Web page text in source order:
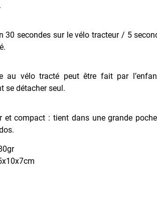
30 secondes sur le vélo tracteur / 5
au vélo tracté peut être fait par
se détacher seul.
et compact : tient dans une grande